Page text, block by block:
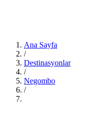
Ana Sayfa
/
Destinasyonlar
/
Negombo
/